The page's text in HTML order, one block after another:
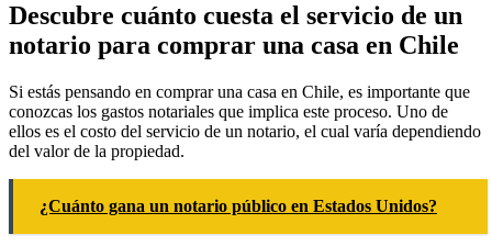
Descubre cuánto cuesta el servicio de un
notario para comprar una casa en Chile
Si estás pensando en comprar una casa en Chile, es importante que
conozcas los gastos notariales que implica este proceso. Uno de
ellos es el costo del servicio de un notario, el cual varía dependiendo
del valor de la propiedad.
¿Cuánto gana un notario público en Estados Unidos?